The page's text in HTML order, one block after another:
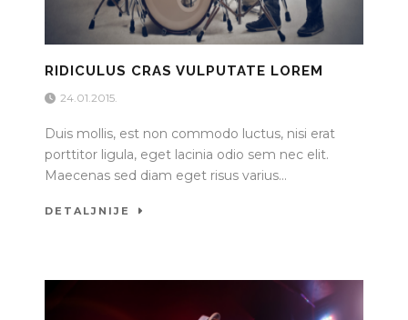
RIDICULUS CRAS VULPUTATE LOREM
24.01.2015.
Duis mollis, est non commodo luctus, nisi erat
porttitor ligula, eget lacinia odio sem nec elit.
Maecenas sed diam eget risus varius...
DETALJNIJE